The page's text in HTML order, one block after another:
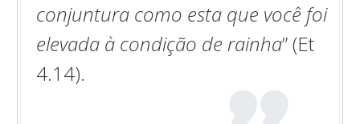
conjuntura como esta que você foi
elevada à condição de rainha” (Et
4.14).